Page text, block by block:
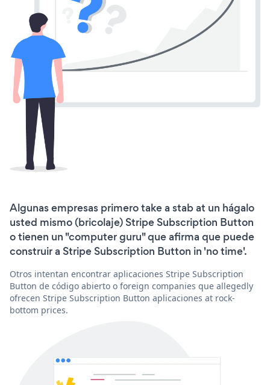
Algunas empresas primero take a stab at un hágalo
usted mismo (bricolaje) Stripe Subscription Button
o tienen un "computer guru" que afirma que puede
construir a Stripe Subscription Button in 'no time'.
Otros intentan encontrar aplicaciones Stripe Subscription
Button de código abierto o foreign companies que allegedly
ofrecen Stripe Subscription Button aplicaciones at rock-
bottom prices.